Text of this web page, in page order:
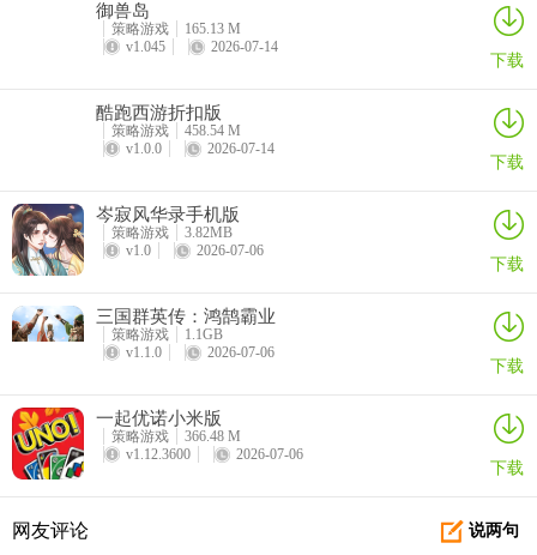
御兽岛
策略游戏
165.13 M
v1.045
2026-07-14 下载
酷跑西游折扣版
策略游戏
458.54 M
v1.0.0
2026-07-14 下载
岑寂风华录手机版
策略游戏
3.82MB
v1.0
2026-07-06 下载
三国群英传：鸿鹄霸业
策略游戏
1.1GB
v1.1.0
2026-07-06 下载
一起优诺小米版
策略游戏
366.48 M
v1.12.3600
2026-07-06 下载
说两句
网友评论